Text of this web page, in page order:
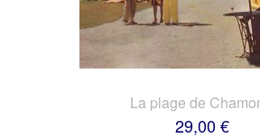
La plage de
29,00 €